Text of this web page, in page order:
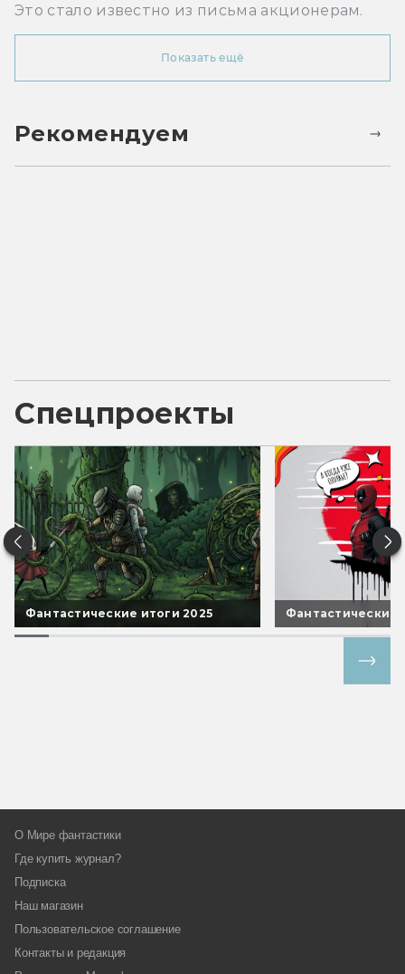
Это стало известно из письма акционерам.
Показать ещё
Рекомендуем
Спецпроекты
Фантастические итоги 2025 Фантастические
О Мире фантастики
Где купить журнал?
Подписка
Наш магазин
Пользовательское соглашение
Контакты и редакция